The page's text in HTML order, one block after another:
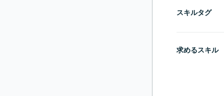
スキルタグ
求めるスキル